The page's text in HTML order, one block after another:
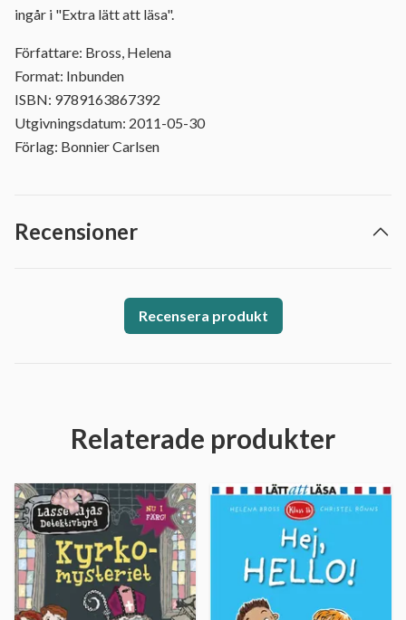
ingår i "Extra lätt att läsa".
Författare: Bross, Helena
Format: Inbunden
ISBN: 9789163867392
Utgivningsdatum: 2011-05-30
Förlag: Bonnier Carlsen
Recensioner
Recensera produkt
Relaterade produkter